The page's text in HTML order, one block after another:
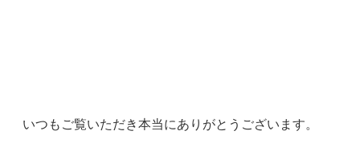
いつもご覧いただき本当にありがとうございます。